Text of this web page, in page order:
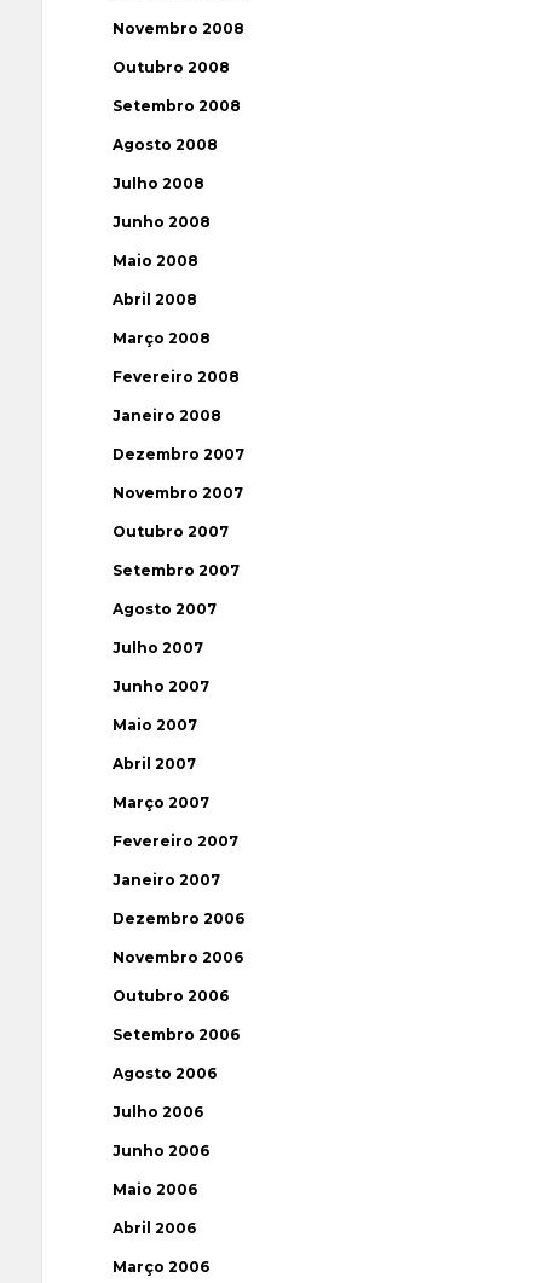
Novembro 2008
Outubro 2008
Setembro 2008
Agosto 2008
Julho 2008
Junho 2008
Maio 2008
Abril 2008
Março 2008
Fevereiro 2008
Janeiro 2008
Dezembro 2007
Novembro 2007
Outubro 2007
Setembro 2007
Agosto 2007
Julho 2007
Junho 2007
Maio 2007
Abril 2007
Março 2007
Fevereiro 2007
Janeiro 2007
Dezembro 2006
Novembro 2006
Outubro 2006
Setembro 2006
Agosto 2006
Julho 2006
Junho 2006
Maio 2006
Abril 2006
Março 2006